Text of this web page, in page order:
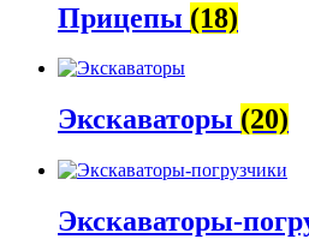
Прицепы (18)
Экскаваторы (20)
Экскаваторы-